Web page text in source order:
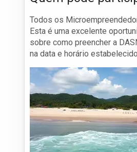
Todos os
Esta é uma excelente
sobre como preencher a
na data e horário